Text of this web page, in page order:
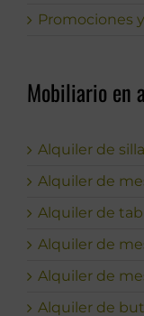
Promociones
Mobiliario en
Alquiler de
Alquiler de
Alquiler de
Alquiler de
Alquiler de
Alquiler de